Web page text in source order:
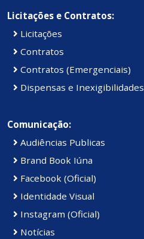
Licitações e Contratos:
Licitações
Contratos
Contratos (Emergenciais)
Dispensas e Inexigibilidades
Comunicação:
Audiências Publicas
Brand Book Iúna
Facebook (Oficial)
Identidade Visual
Instagram (Oficial)
Notícias